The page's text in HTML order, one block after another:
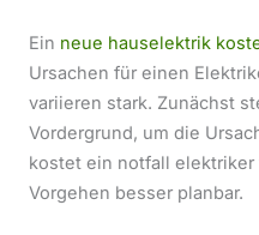
Ein neue hauselektrik
Ursachen für einen
variieren stark. Zunächst
Vordergrund, um die
kostet ein notfall
Vorgehen besser planbar.